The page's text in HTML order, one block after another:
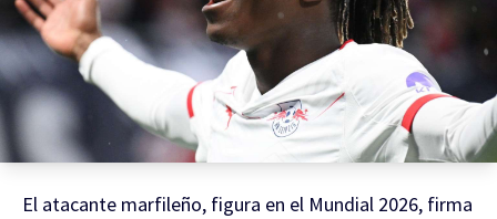
El atacante marfileño, figura en el Mundial 2026, firma